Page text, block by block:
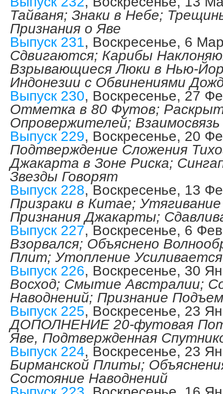
Тайваня; Знаки в Небе;
Признания о Яве
Выпуск 231, Воскресенье, 6
Сдвигаются; Карибы
Взрывающиеся Люки в Нью-
Индонезии с Обвинениями
Выпуск 230, Воскресенье, 27
Отметка в 80 Футов;
Опровержителей; Взаимосвязь
Выпуск 229, Воскресенье, 20
Подтверждение Сложения
Джакарта в Зоне Риска;
Звезды Говорят
Выпуск 228, Воскресенье, 13
Призраки в Китае;
Признания Джакарты;
Выпуск 227, Воскресенье, 6
Взорвался; Объяснено
Плит; Утопление
Выпуск 226, Воскресенье, 30
Восход; Смытие Австралии;
Наводнений; Признание
Выпуск 225, Воскресенье, 23
ДОПОЛНЕНИЕ 20-футовая
Яве, Подтвержденная
Выпуск 224, Воскресенье, 23
Бирманской Плиты;
Состояние Наводнений